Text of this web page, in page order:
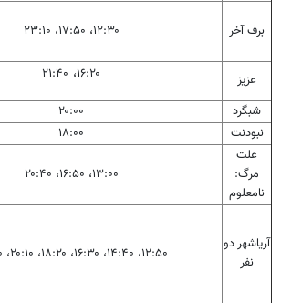
برف آخر ۱۲:۳۰، ۱۷:۵۰، ۲۳:۱۰
عزیز
۱۶:۲۰، ۲۱:۴۰
شبگرد
۲۰:۰۰
نبودنت
۱۸:۰۰
علت
مرگ:
نامعلوم
۱۳:۰۰، ۱۶:۵۰، ۲۰:۴۰
آریاشهر دو
نفر
۱۲:۵۰، ۱۴:۴۰، ۱۶:۳۰، ۱۸:۲۰، ۲۰:۱۰، ۲۲:۰۰